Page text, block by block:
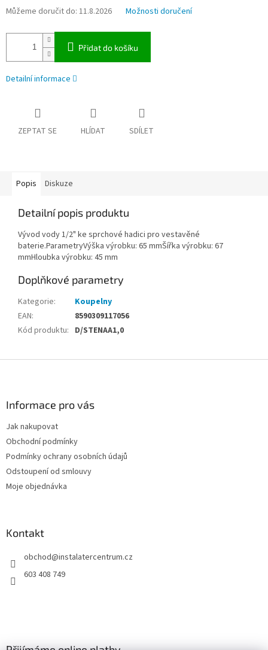
Můžeme doručit do: 11.8.2026 Možnosti doručení
Přidat do košíku
Detailní informace
ZEPTAT SE HLÍDAT SDÍLET
Popis Diskuze
Detailní popis produktu
Vývod vody 1/2" ke sprchové hadici pro vestavěné
baterie.ParametryVýška výrobku: 65 mmŠířka výrobku: 67
mmHloubka výrobku: 45 mm
Doplňkové parametry
Kategorie:
Koupelny
EAN:
8590309117056
Kód produktu: D/STENAA1,0
Informace pro vás
Jak nakupovat
Obchodní podmínky
Podmínky ochrany osobních údajů
Odstoupení od smlouvy
Moje objednávka
Kontakt
obchod@instalatercentrum.cz
603 408 749